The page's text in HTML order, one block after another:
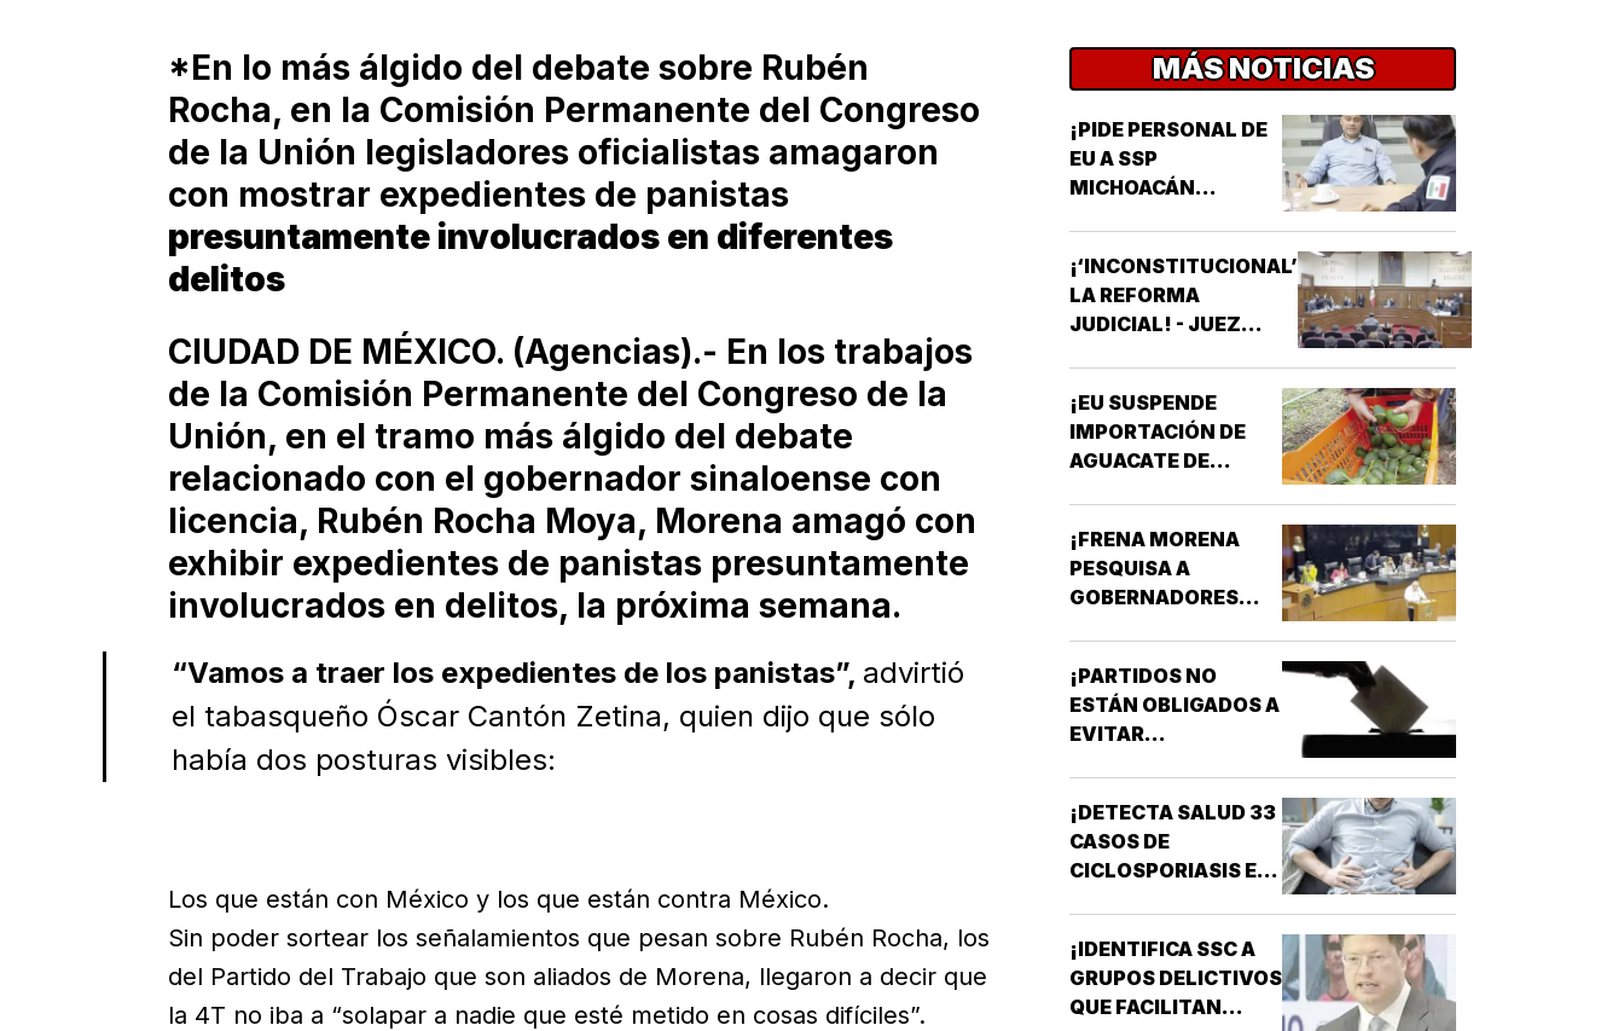
*En lo más álgido del debate sobre Rubén
Rocha, en la Comisión Permanente del Congreso
de la Unión legisladores oficialistas amagaron
con mostrar expedientes de panistas
presuntamente involucrados en diferentes
delitos
CIUDAD DE MÉXICO. (Agencias).- En los trabajos
de la Comisión Permanente del Congreso de la
Unión, en el tramo más álgido del debate
relacionado con el gobernador sinaloense con
licencia, Rubén Rocha Moya, Morena amagó con
exhibir expedientes de panistas presuntamente
involucrados en delitos, la próxima semana.
“Vamos a traer los expedientes de los panistas”, advirtió
el tabasqueño Óscar Cantón Zetina, quien dijo que sólo
había dos posturas visibles:
Los que están con México y los que están contra México.
Sin poder sortear los señalamientos que pesan sobre Rubén Rocha, los
del Partido del Trabajo que son aliados de Morena, llegaron a decir que
la 4T no iba a “solapar a nadie que esté metido en cosas difíciles”.
MÁS NOTICIAS
¡PIDE PERSONAL DE
EU A SSP
MICHOACÁN
¡‘INCONSTITUCIONAL’
LA REFORMA
JUDICIAL! - JUEZ
¡EU SUSPENDE
IMPORTACIÓN DE
AGUACATE DE
¡FRENA MORENA
PESQUISA A
GOBERNADORES
¡PARTIDOS NO
ESTÁN OBLIGADOS A
EVITAR
¡DETECTA SALUD 33
CASOS DE
CICLOSPORIASIS EN
¡IDENTIFICA SSC A
GRUPOS DELICTIVOS
QUE FACILITAN